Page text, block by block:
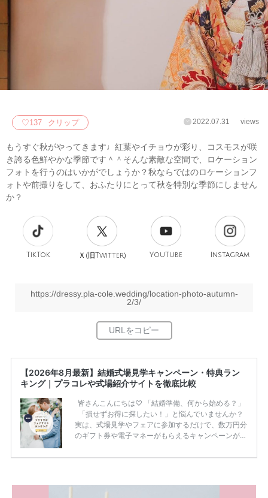
♡137 クリップ 2022.07.31 views
もうすぐ秋がやってきます♩紅葉やイチョウが彩り、コスモスが咲
き誇る色鮮やかな季節です＾＾そんな素敵な空間で、ロケーション
フォトを行うのはいかがでしょうか？秋ならではのロケーションフ
ォトや前撮りをして、おふたりにとって秋を特別な季節にしません
か？
TikTok Ｘ(旧Twitter) YouTube Instagram
https://dressy.pla-cole.wedding/location-photo-autumn-
2/3/
【2026年8月最新】結婚式場見学キャンペーン・特典ラン
キング｜プラコレや式場紹介サイトを徹底比較
皆さんこんにちは♡ 「結婚準備、何から始める？」
「損せずお得に探したい！」と悩んでいませんか？
実は、式場見学やフェアに参加するだけで、数万円分
のギフト券や電子マネーがもらえるキャンペーンがあ
ため、比較せずに選ぶと損をしてしまうことも……。